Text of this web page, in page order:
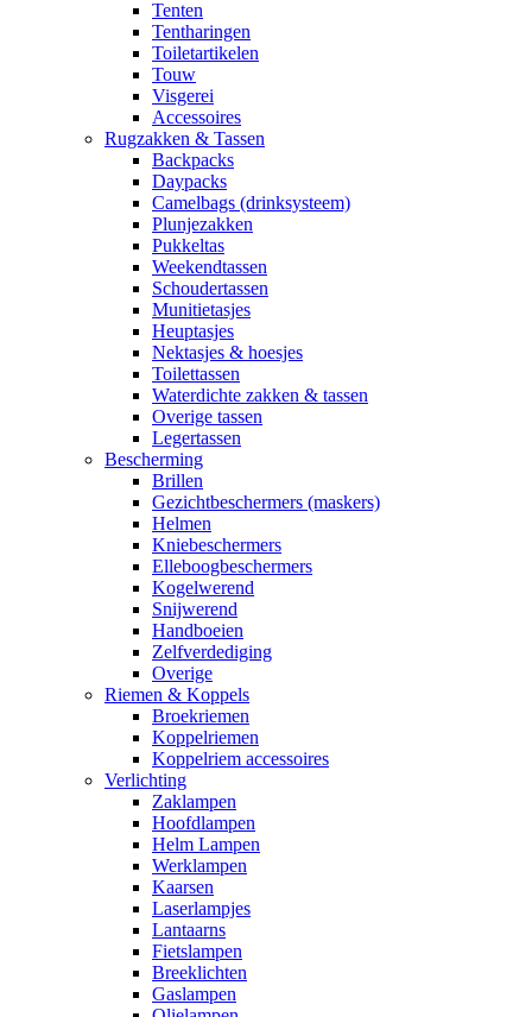
Tenten
Tentharingen
Toiletartikelen
Touw
Visgerei
Accessoires
Rugzakken & Tassen
Backpacks
Daypacks
Camelbags (drinksysteem)
Plunjezakken
Pukkeltas
Weekendtassen
Schoudertassen
Munitietasjes
Heuptasjes
Nektasjes & hoesjes
Toilettassen
Waterdichte zakken & tassen
Overige tassen
Legertassen
Bescherming
Brillen
Gezichtbeschermers (maskers)
Helmen
Kniebeschermers
Elleboogbeschermers
Kogelwerend
Snijwerend
Handboeien
Zelfverdediging
Overige
Riemen & Koppels
Broekriemen
Koppelriemen
Koppelriem accessoires
Verlichting
Zaklampen
Hoofdlampen
Helm Lampen
Werklampen
Kaarsen
Laserlampjes
Lantaarns
Fietslampen
Breeklichten
Gaslampen